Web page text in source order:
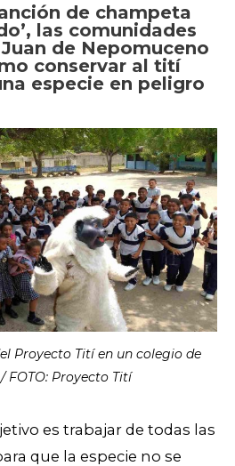
de champeta
las comunidades
de Nepomuceno
conservar al tití
especie en peligro
Proyecto Tití en un colegio de
FOTO: Proyecto Tití
es trabajar de todas las
que la especie no se